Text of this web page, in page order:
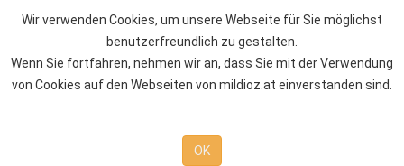
Wir verwenden Cookies, um unsere Webseite für Sie möglichst
benutzerfreundlich zu gestalten.
Wenn Sie fortfahren, nehmen wir an, dass Sie mit der Verwendung
von Cookies auf den Webseiten von mildioz.at einverstanden sind.
OK